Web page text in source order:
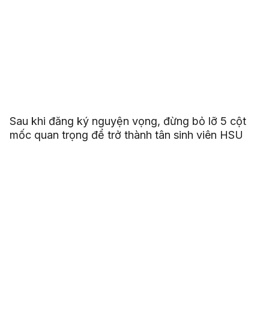
Sau khi đăng ký nguyện vọng, đừng bỏ lỡ 5 cột
mốc quan trọng để trở thành tân sinh viên HSU